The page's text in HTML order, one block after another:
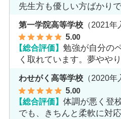
先生方も優しい方ばかり
第一学院高等学校 （2021年
5.00
【総合評価】勉強が自分の
く取れています。夢やや
で良いと思います。
わせがく高等学校 （2020年
5.00
【総合評価】体調が悪く登
でも、きちんと柔軟に対